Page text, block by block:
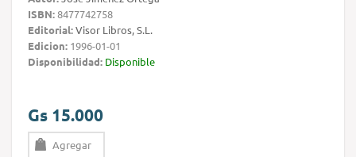
ISBN:8477742758
Editorial:Visor Libros, S.L.
Edicion: 1996-01-01
Disponibilidad: Disponible
Gs 15.000
Agregar